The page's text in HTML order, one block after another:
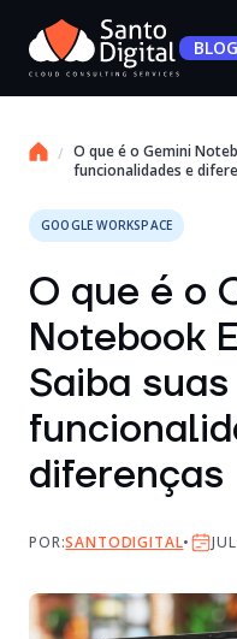
BLOG
O que é o Gemini
funcionalidades e
GOOGLE WORKSPACE
O que é o
Notebook
Saiba suas
diferenças
POR:SANTODIGITAL